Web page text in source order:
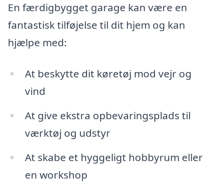
En færdigbygget garage kan være en
fantastisk tilføjelse til dit hjem og kan
hjælpe med:
At beskytte dit køretøj mod vejr og
vind
At give ekstra opbevaringsplads til
værktøj og udstyr
At skabe et hyggeligt hobbyrum eller
en workshop